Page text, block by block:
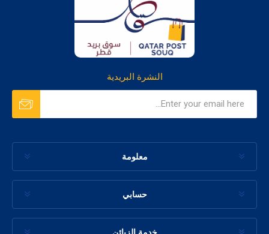
النشرة البريدية
معلومة
حسابي